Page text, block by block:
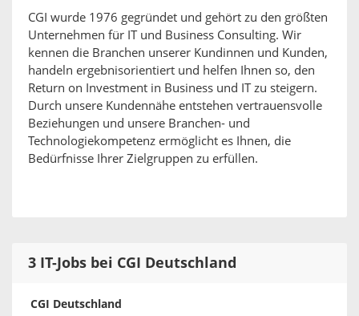
CGI wurde 1976 gegründet und gehört zu den größten
Unternehmen für IT und Business Consulting. Wir
kennen die Branchen unserer Kundinnen und Kunden,
handeln ergebnisorientiert und helfen Ihnen so, den
Return on Investment in Business und IT zu steigern.
Durch unsere Kundennähe entstehen vertrauensvolle
Beziehungen und unsere Branchen- und
Technologiekompetenz ermöglicht es Ihnen, die
Bedürfnisse Ihrer Zielgruppen zu erfüllen.
3 IT-Jobs bei CGI Deutschland
CGI Deutschland